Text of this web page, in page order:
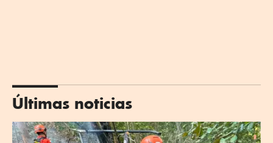
Últimas noticias